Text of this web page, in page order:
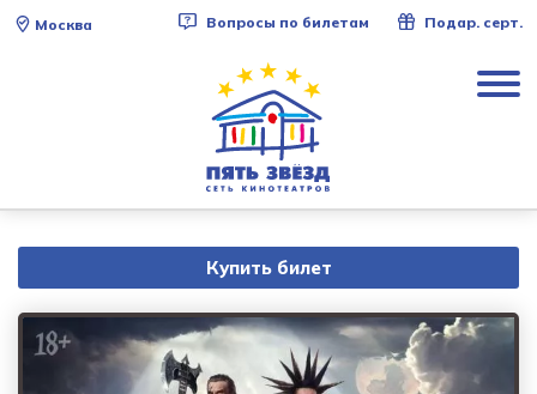
Москва Вопросы по билетам Подар. серт.
Купить билет